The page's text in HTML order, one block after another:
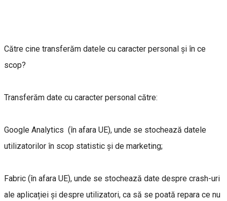
Către cine transferăm datele cu caracter personal și în ce
scop?
Transferăm date cu caracter personal către:
Google Analytics (în afara UE), unde se stochează datele
utilizatorilor în scop statistic și de marketing;
Fabric (în afara UE), unde se stochează date despre crash-uri
ale aplicației și despre utilizatori, ca să se poată repara ce nu